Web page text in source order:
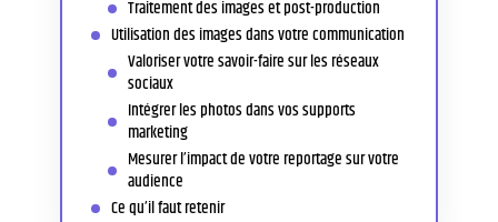
Traitement des images et post-production
Utilisation des images dans votre communication
Valoriser votre savoir-faire sur les réseaux
sociaux
Intégrer les photos dans vos supports
marketing
Mesurer l’impact de votre reportage sur votre
audience
Ce qu’il faut retenir